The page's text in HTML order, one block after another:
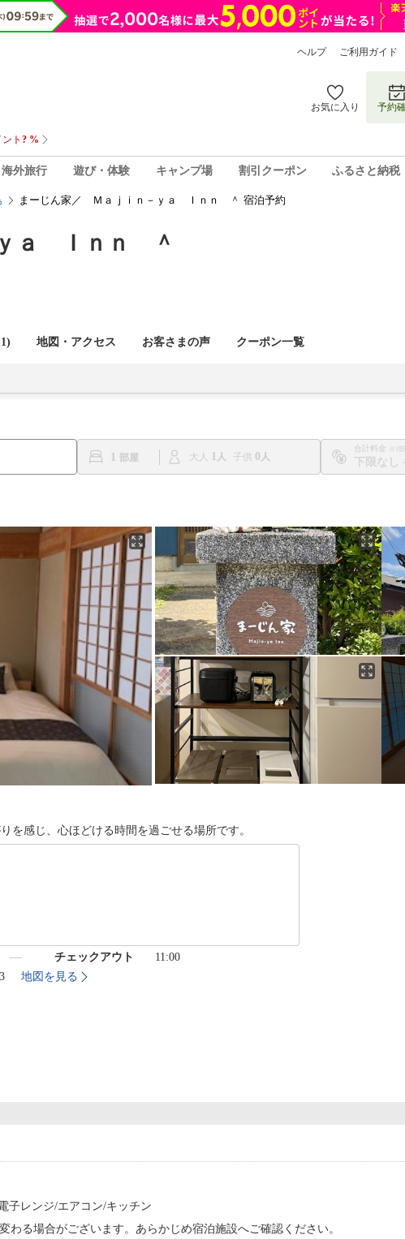
ヘルプ ご利用ガイド
お気に入り 予約
海外旅行 遊び・体験 キャンプ場 割引クーポン ふるさと納税
まーじん家／ Ｍａｊｉｎ－ｙａ Ｉｎｎ ＾ 宿泊予約
ａ Ｉｎｎ ＾
地図・アクセス お客さまの声 クーポン一覧
1 大人 1 子供 0
合計料金 ※1
を感じ、心ほどける時間を過ごせる場所です。
チェックアウト
11:00
地図を見る
子レンジ/エアコン/キッチン
わる場合がございます。あらかじめ宿泊施設へご確認ください。